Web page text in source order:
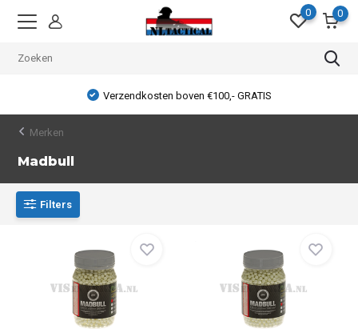
0 0
Verzendkosten boven €100,- GRATIS
Merken
Madbull
Filters